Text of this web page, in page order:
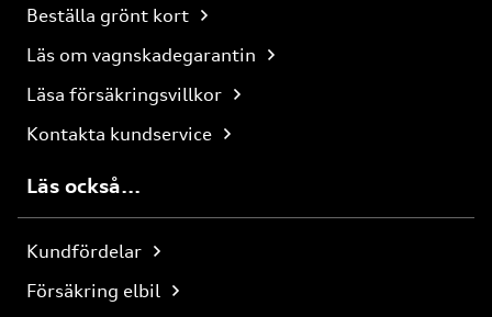
Beställa grönt kort
Läs om vagnskadegarantin
Läsa försäkringsvillkor
Kontakta kundservice
Läs också...
Kundfördelar
Försäkring elbil